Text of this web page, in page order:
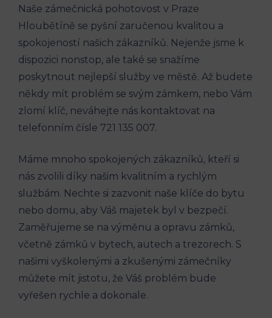
Naše zámečnická pohotovost v Praze
Hloubětíně se pyšní zaručenou kvalitou a
spokojeností našich zákazníků. Nejenže jsme k
dispozici nonstop, ale také se snažíme
poskytnout nejlepší služby ve městě. Až budete
někdy mít problém se svým zámkem, nebo Vám
zlomí klíč, neváhejte nás kontaktovat na
telefonním čísle 721 135 007.
Máme mnoho spokojených zákazníků, kteří si
nás zvolili díky našim kvalitním a rychlým
službám. Nechte si zazvonit naše klíče do bytu
nebo domu, aby Váš majetek byl v bezpečí.
Zaměřujeme se na výměnu a opravu zámků,
včetně zámků v bytech, autech a trezorech. S
našimi vyškolenými a zkušenými zámečníky
můžete mít jistotu, že Váš problém bude
vyřešen rychle a dokonale.